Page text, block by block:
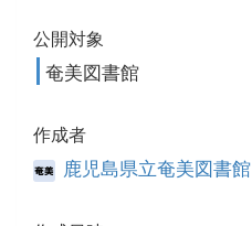
公開対象
奄美図書館
作成者
鹿児島県立奄美図書館